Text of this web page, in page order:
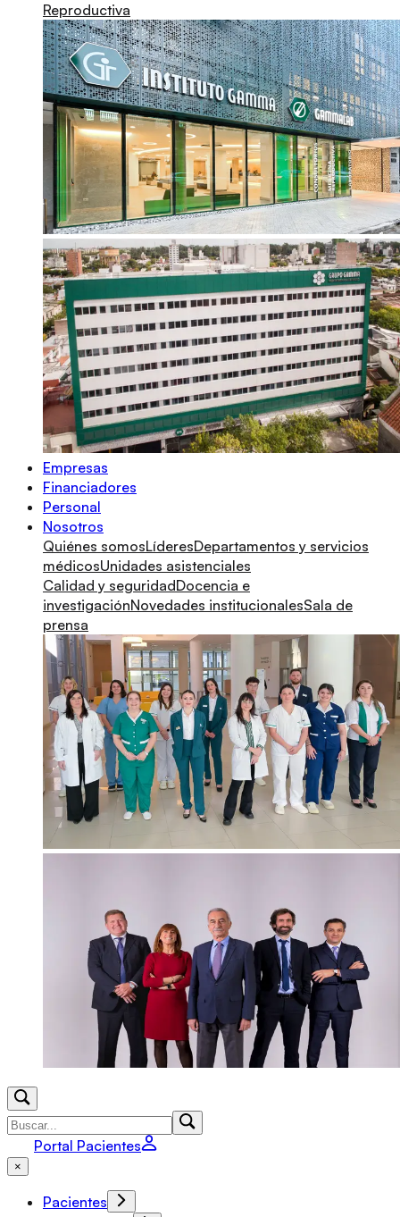
Reproductiva
Empresas
Financiadores
Personal
Nosotros
Quiénes somosLíderesDepartamentos y servicios
médicosUnidades asistenciales
Calidad y seguridadDocencia e
investigaciónNovedades institucionalesSala de
prensa
Portal Pacientes
×
Pacientes